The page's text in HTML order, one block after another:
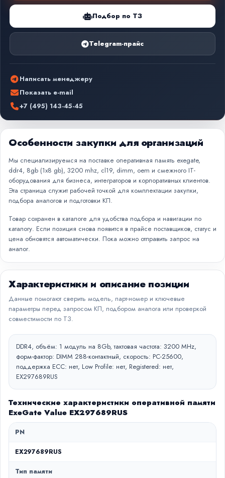
Подбор по ТЗ
Telegram-прайс
Написать менеджеру
Показать e-mail
+7 (495) 143-45-45
Особенности закупки для организаций
Мы специализируемся на поставке оперативная память exegate,
ddr4, 8gb (1x8 gb), 3200 mhz, cl19, dimm, oem и смежного IT-
оборудования для бизнеса, интеграторов и корпоративных клиентов.
Эта страница служит рабочей точкой для комплектации закупки,
подбора аналогов и подготовки КП.
Товар сохранен в каталоге для удобства подбора и навигации по
каталогу. Если позиция снова появится в прайсе поставщиков, статус и
цена обновятся автоматически. Пока можно отправить запрос на
аналог.
Характеристики и описание позиции
Данные помогают сверить модель, парт-номер и ключевые
параметры перед запросом КП, подбором аналога или проверкой
совместимости по ТЗ.
DDR4, объём: 1 модуль на 8Gb, тактовая частота: 3200 MHz,
форм-фактор: DIMM 288-контактный, скорость: PC-25600,
поддержка ECC: нет, Low Profile: нет, Registered: нет,
EX297689RUS
Технические характеристики оперативной памяти
ExeGate Value EX297689RUS
PN
EX297689RUS
Тип памяти